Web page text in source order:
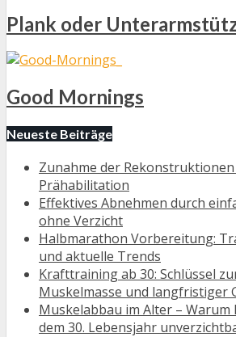
Plank oder
Good Mornings
Neueste Beiträge
Zunahme der
Prähabilitation
Effektives Abnehmen durch
ohne Verzicht
Halbmarathon Vorbereitung:
und aktuelle Trends
Krafttraining ab 30: Schlüssel
Muskelmasse und langfristiger
Muskelabbau im Alter –
dem 30. Lebensjahr